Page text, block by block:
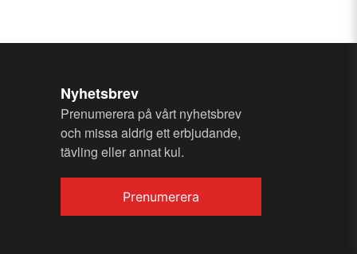
Skicka frågaNyhetsbrev
Prenumerera på vårt nyhetsbrev
och missa aldrig ett erbjudande,
tävling eller annat kul.
Prenumerera